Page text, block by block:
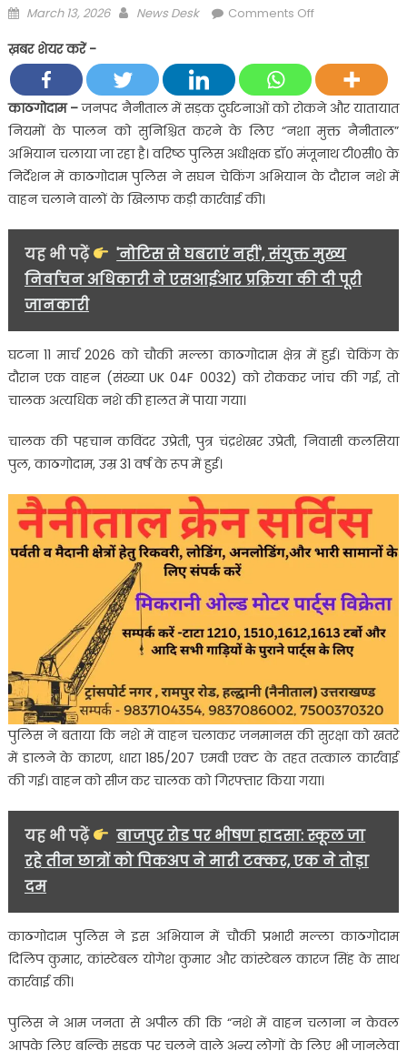
Posted
March 13, 2026 Author
News Desk Comments Offon
ने
वाहन
सीज
कर
नशे
में
अंकुश….
ख़बर शेयर करें -
काठगोदाम –जनपद नैनीताल में सड़क दुर्घटनाओं को रोकने और यातायात
नियमों के पालन को सुनिश्चित करने के लिए “नशा मुक्त नैनीताल”
अभियान चलाया जा रहा है। वरिष्ठ पुलिस अधीक्षक डॉ० मंजूनाथ टी०सी० के
निर्देशन में काठगोदाम पुलिस ने सघन चेकिंग अभियान के दौरान नशे में
वाहन चलाने वालों के खिलाफ कड़ी कार्रवाई की।
यह भी पढ़ें
'नोटिस से घबराएं नहीं', संयुक्त मुख्य
निर्वाचन अधिकारी ने एसआईआर प्रक्रिया की दी पूरी
जानकारी
घटना 11 मार्च 2026 को चौकी मल्ला काठगोदाम क्षेत्र में हुई। चेकिंग के
दौरान एक वाहन (संख्या UK 04F 0032) को रोककर जांच की गई, तो
चालक अत्यधिक नशे की हालत में पाया गया।
चालक की पहचान कविंदर उप्रेती, पुत्र चंद्रशेखर उप्रेती, निवासी कलसिया
पुल, काठगोदाम, उम्र 31 वर्ष के रूप में हुई।
पुलिस ने बताया कि नशे में वाहन चलाकर जनमानस की सुरक्षा को खतरे
में डालने के कारण, धारा 185/207 एमवी एक्ट के तहत तत्काल कार्रवाई
की गई। वाहन को सीज कर चालक को गिरफ्तार किया गया।
यह भी पढ़ें
बाजपुर रोड पर भीषण हादसा: स्कूल जा
रहे तीन छात्रों को पिकअप ने मारी टक्कर, एक ने तोड़ा
दम
काठगोदाम पुलिस ने इस अभियान में चौकी प्रभारी मल्ला काठगोदाम
दिलिप कुमार, कांस्टेबल योगेश कुमार और कांस्टेबल कारज सिंह के साथ
कार्रवाई की।
पुलिस ने आम जनता से अपील की कि “नशे में वाहन चलाना न केवल
आपके लिए बल्कि सड़क पर चलने वाले अन्य लोगों के लिए भी जानलेवा